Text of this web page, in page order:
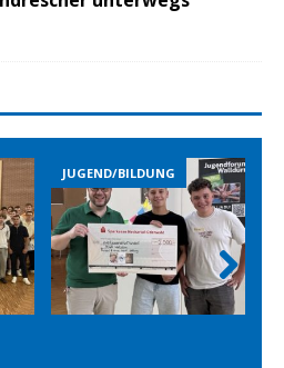
JUGEND/BILDUNG
Nex
t